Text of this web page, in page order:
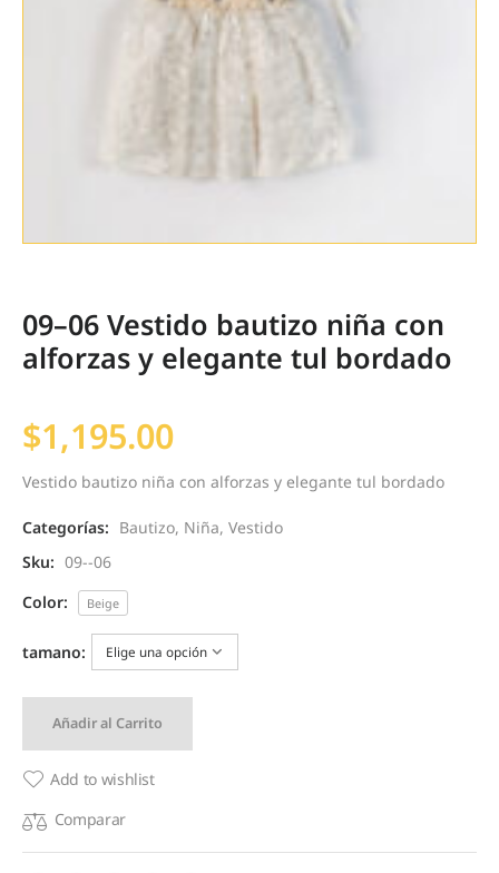
09–06 Vestido bautizo niña con
alforzas y elegante tul bordado
$1,195.00
Vestido bautizo niña con alforzas y elegante tul bordado
Categorías: Bautizo, Niña, Vestido
Sku: 09--06
Color:
Beige
tamano:
Añadir al Carrito
Add to wishlist
Comparar